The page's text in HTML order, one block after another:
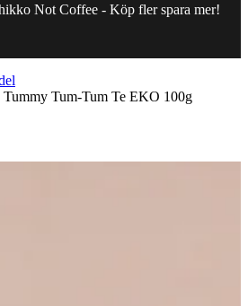
Not Coffee - Köp fler spara mer!
Tummy Tum-Tum Te EKO 100g